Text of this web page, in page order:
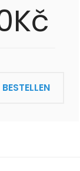
BESTELLEN